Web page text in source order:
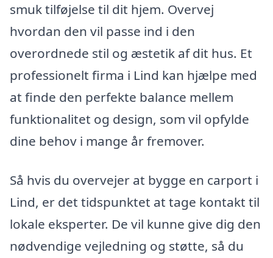
smuk tilføjelse til dit hjem. Overvej
hvordan den vil passe ind i den
overordnede stil og æstetik af dit hus. Et
professionelt firma i Lind kan hjælpe med
at finde den perfekte balance mellem
funktionalitet og design, som vil opfylde
dine behov i mange år fremover.
Så hvis du overvejer at bygge en carport i
Lind, er det tidspunktet at tage kontakt til
lokale eksperter. De vil kunne give dig den
nødvendige vejledning og støtte, så du